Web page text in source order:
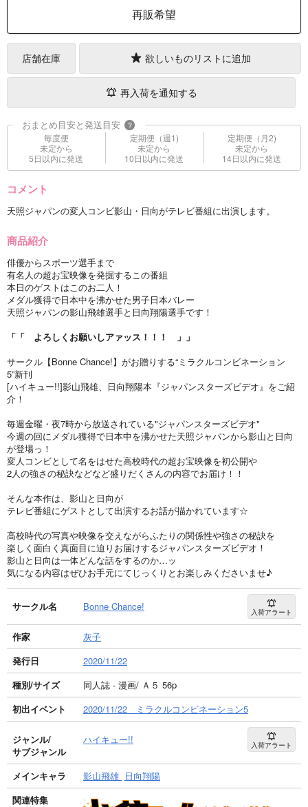
再販希望
店舗在庫 欲しいものリストに追加
再入荷を通知する
おまとめ目安と発送目安 ?
毎度便
未定から
5日以内に発送
定期便（週1)
未定から
10日以内に発送
定期便（月2)
未定から
14日以内に発送
コメント
天照ジャパンの変人コンビ影山・日向がテレビ番組に出演します。
商品紹介
俳優からスポーツ選手まで
有名人の超お宝映像を発掘するこの番組
本日のゲストはこのお二人！
メダル獲得で日本中を沸かせた男子日本バレー
天照ジャパンの影山飛雄選手と日向翔陽選手です！
「「 よろしくお願いしアァッス！！！ 」」
サークル【Bonne Chance!】がお贈りする“ミラクルコンビネーション
5”新刊
[ハイキュー!!]影山飛雄、日向翔陽本『ジャパンスターズビデオ』をご紹
介！
毎週金曜・夜7時から放送されている"ジャパンスターズビデオ"
今週の回にメダル獲得で日本中を沸かせた天照ジャパンから影山と日向
が登場っ！
変人コンビとして名をはせた高校時代の超お宝映像を初公開や
2人の強さの秘訣などなど盛りだくさんの内容でお届け！！
そんな本作は、影山と日向が
テレビ番組にゲストとして出演するお話が描かれています☆
高校時代の写真や映像を交えながらふたりの関係性や強さの秘訣を
楽しく面白く真面目に迫りお届けするジャパンスターズビデオ！
影山と日向は一体どんな話をするのか…ッ
気になる内容はぜひお手元にてじっくりとお楽しみくださいませ♪
サークル名 Bonne Chance! 入荷アラート
作家
灰子
発行日
2020/11/22
種別/サイズ
同人誌 - 漫画/ Ａ５ 56p
初出イベント
2020/11/22 ミラクルコンビネーション5
ジャンル/
サブジャンル
ハイキュー!! 入荷アラート
メインキャラ 影山飛雄 日向翔陽
関連特集